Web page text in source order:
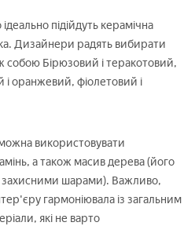
підійдуть керамічна
Дизайнери радять вибирати
собою Бірюзовий і теракотовий,
і оранжевий, фіолетовий і
використовувати
а також масив дерева (його
захисними шарами). Важливо,
гармоніювала із загальним
які не варто